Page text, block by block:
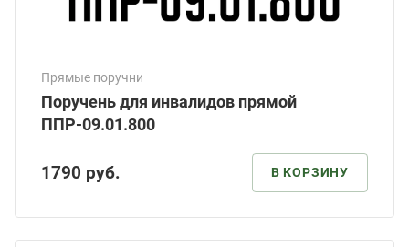
Прямые поручни
Поручень для инвалидов прямой
ППР-09.01.800
1790 руб. В КОРЗИНУ